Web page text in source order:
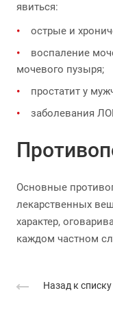
явиться:
острые и
воспаление
мочевого пузыря;
простатит у
заболевания
Основные
лекарственных
характер,
каждом частном
Назад к списку